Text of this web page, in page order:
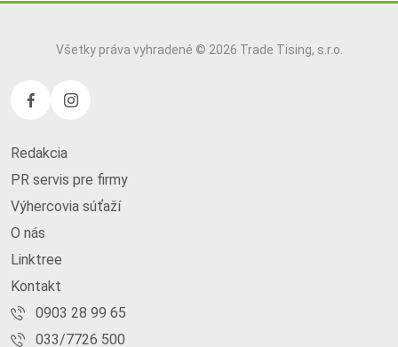
Všetky práva vyhradené © 2026 Trade Tising, s.r.o.
Redakcia
PR servis pre firmy
Výhercovia súťaží
O nás
Linktree
Kontakt
0903 28 99 65
033/7726 500